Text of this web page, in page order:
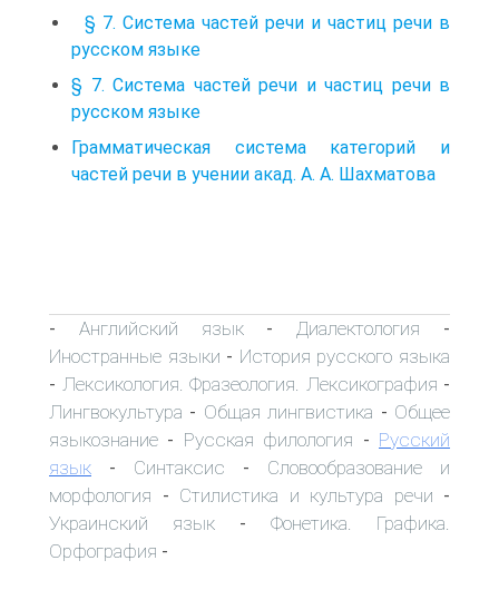
§ 7. Система частей речи и частиц речи в
русском языке
§ 7. Система частей речи и частиц речи в
русском языке
Грамматическая система категорий и
частей речи в учении акад. А. А. Шахматова
- Английский язык- Диалектология -
Иностранные языки - История русского языка
- Лексикология. Фразеология. Лексикография -
Лингвокультура - Общая лингвистика - Общее
языкознание - Русская филология - Русский
язык - Синтаксис - Словообразование и
морфология - Стилистика и культура речи -
Украинский язык - Фонетика. Графика.
Орфография -